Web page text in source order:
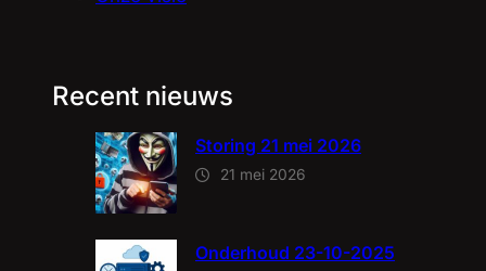
Recent nieuws
Storing 21 mei 2026
21 mei 2026
Onderhoud 23-10-2025